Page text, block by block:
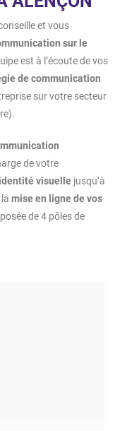
et vous
sur le
est à l’écoute de vos
de communication
sur votre secteur
de votre
visuelle jusqu’à
mise en ligne de vos
de 4 pôles de